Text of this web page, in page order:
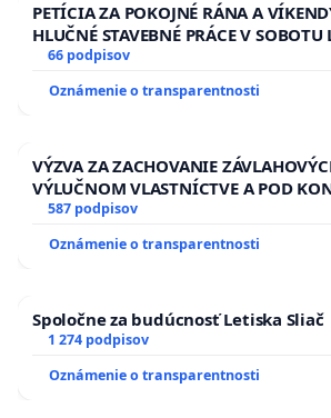
PETÍCIA ZA POKOJNÉ RÁNA A
HLUČNÉ STAVEBNÉ PRÁCE V
13.00 HOD., CEZ PRACOVNÝ TÝŽDEŇ
HOD. A PRAVIDELNÁ KONTROLA
ĎUMBIERSKEJ/MAGU
66 podpisov
Oznámenie o transparentnosti
VÝZVA ZA ZACHOVANIE
VÝLUČNOM VLASTNÍCTVE A POD
SLOVENSKEJ REPUBLIKY & žiadosť na
zanedbaného stavu závlahových a
kanálov na Slovensku
587 podpisov
Oznámenie o transparentnosti
Spoločne za budúcnosť Letiska Sliač
1 274 podpisov
Oznámenie o transparentnosti